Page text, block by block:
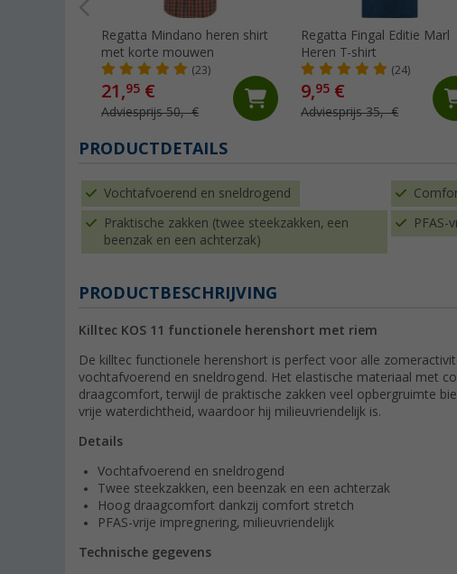
Regatta Mindano heren shirt
met korte mouwen
(23)
21,95 €
Adviesprijs 50,- €
Regatta Fingal Editie Marl
Heren T-shirt
(24)
9,95 €
Adviesprijs 35,- €
PRODUCTDETAILS
Vochtafvoerend en sneldrogend
Praktische zakken (twee steekzakken, een
beenzak en een achterzak)
PFAS-
PRODUCTBESCHRIJVING
Killtec KOS 11 functionele herenshort met riem
De killtec functionele herenshort is perfect voor alle
vochtafvoerend en sneldrogend. Het elastische materiaal met
draagcomfort, terwijl de praktische zakken veel opbergruimte
vrije waterdichtheid, waardoor hij milieuvriendelijk is.
Details
Vochtafvoerend en sneldrogend
Twee steekzakken, een beenzak en een achterzak
Hoog draagcomfort dankzij comfort stretch
PFAS-vrije impregnering, milieuvriendelijk
Technische gegevens